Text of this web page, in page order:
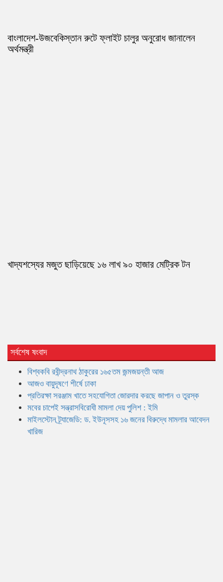
বাংলাদেশ-উজবেকিস্তান রুটে ফ্লাইট চালুর অনুরোধ জানালেন
অর্থমন্ত্রী
খাদ্যশস্যের মজুত ছাড়িয়েছে ১৬ লাখ ৯০ হাজার মেট্রিক টন
সর্বশেষ ষংবাদ
বিশ্বকবি রবীন্দ্রনাথ ঠাকুরের ১৬৫তম জন্মজয়ন্তী আজ
আজও বায়ুদূষণে শীর্ষে ঢাকা
প্রতিরক্ষা সরঞ্জাম খাতে সহযোগিতা জোরদার করছে জাপান ও তুরস্ক
মবের চাপেই সন্ত্রাসবিরোধী মামলা দেয় পুলিশ : ইমি
মাইলস্টোন ট্র্যাজেডি: ড. ইউনূসসহ ১৬ জনের বিরুদ্ধে মামলার আবেদন
খারিজ